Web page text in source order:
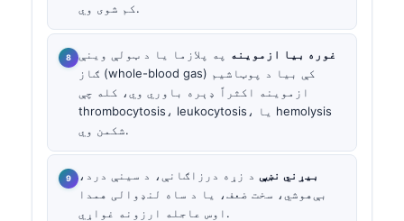
کم شوی وي.
غوره بیا ازموینه په پلازما یا د ټولې وینې
ګاز (whole-blood gas) کې بیا د پوټاشیم
ازموینه اکثراً ډېره باوري وي، کله چې
thrombocytosis، leukocytosis، یا hemolysis
شکمن وي.
بیړني نښې د زړه درزاګانې، د سینې درد،
بې‌هوشي، سخت ضعف، یا د ساه لنډوالی همدا
اوس عاجله ارزونه غواړي.